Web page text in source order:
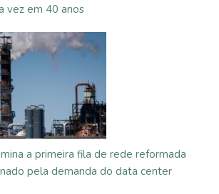
vez em 40 anos
a primeira fila de rede reformada
pela demanda do data center